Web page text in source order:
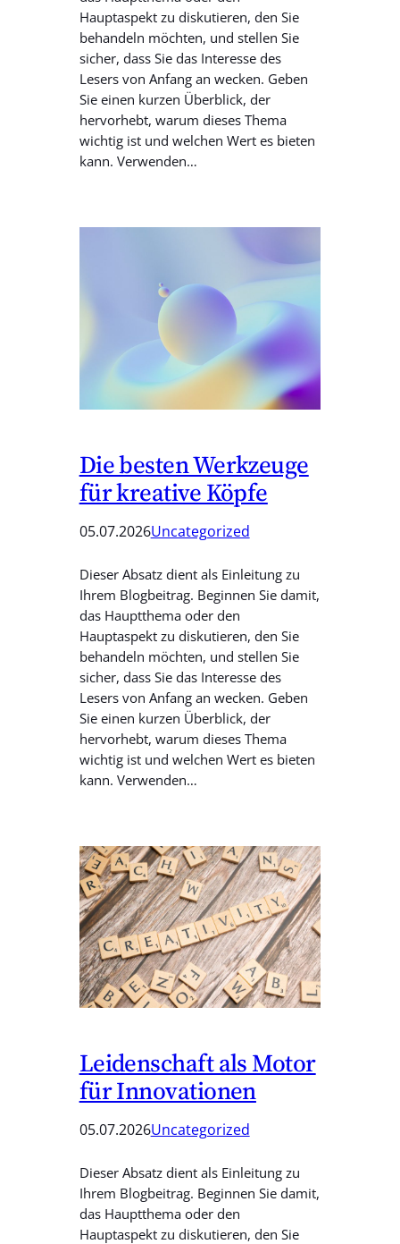
Hauptaspekt zu diskutieren, den Sie
behandeln möchten, und stellen Sie
sicher, dass Sie das Interesse des
Lesers von Anfang an wecken. Geben
Sie einen kurzen Überblick, der
hervorhebt, warum dieses Thema
wichtig ist und welchen Wert es bieten
kann. Verwenden…
Die besten Werkzeuge
für kreative Köpfe
05.07.2026Uncategorized
Dieser Absatz dient als Einleitung zu
Ihrem Blogbeitrag. Beginnen Sie damit,
das Hauptthema oder den
Hauptaspekt zu diskutieren, den Sie
behandeln möchten, und stellen Sie
sicher, dass Sie das Interesse des
Lesers von Anfang an wecken. Geben
Sie einen kurzen Überblick, der
hervorhebt, warum dieses Thema
wichtig ist und welchen Wert es bieten
kann. Verwenden…
Leidenschaft als Motor
für Innovationen
05.07.2026Uncategorized
Dieser Absatz dient als Einleitung zu
Ihrem Blogbeitrag. Beginnen Sie damit,
das Hauptthema oder den
Hauptaspekt zu diskutieren, den Sie